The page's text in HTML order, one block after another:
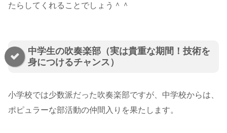
たらしてくれることでしょう＾＾
中学生の吹奏楽部（実は貴重な期間！技術を
身につけるチャンス）
小学校では少数派だった吹奏楽部ですが、中学校からは、
ポピュラーな部活動の仲間入りを果たします。